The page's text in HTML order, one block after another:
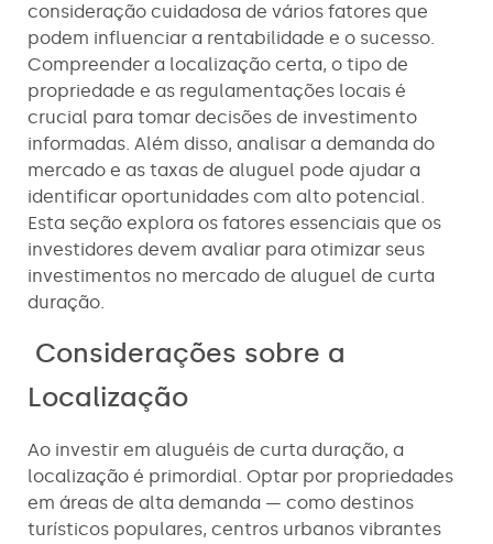
consideração cuidadosa de vários fatores que
podem influenciar a rentabilidade e o sucesso.
Compreender a localização certa, o tipo de
propriedade e as regulamentações locais é
crucial para tomar decisões de investimento
informadas. Além disso, analisar a demanda do
mercado e as taxas de aluguel pode ajudar a
identificar oportunidades com alto potencial.
Esta seção explora os fatores essenciais que os
investidores devem avaliar para otimizar seus
investimentos no mercado de aluguel de curta
duração.
Considerações sobre a
Localização
Ao investir em aluguéis de curta duração, a
localização é primordial. Optar por propriedades
em áreas de alta demanda — como destinos
turísticos populares, centros urbanos vibrantes